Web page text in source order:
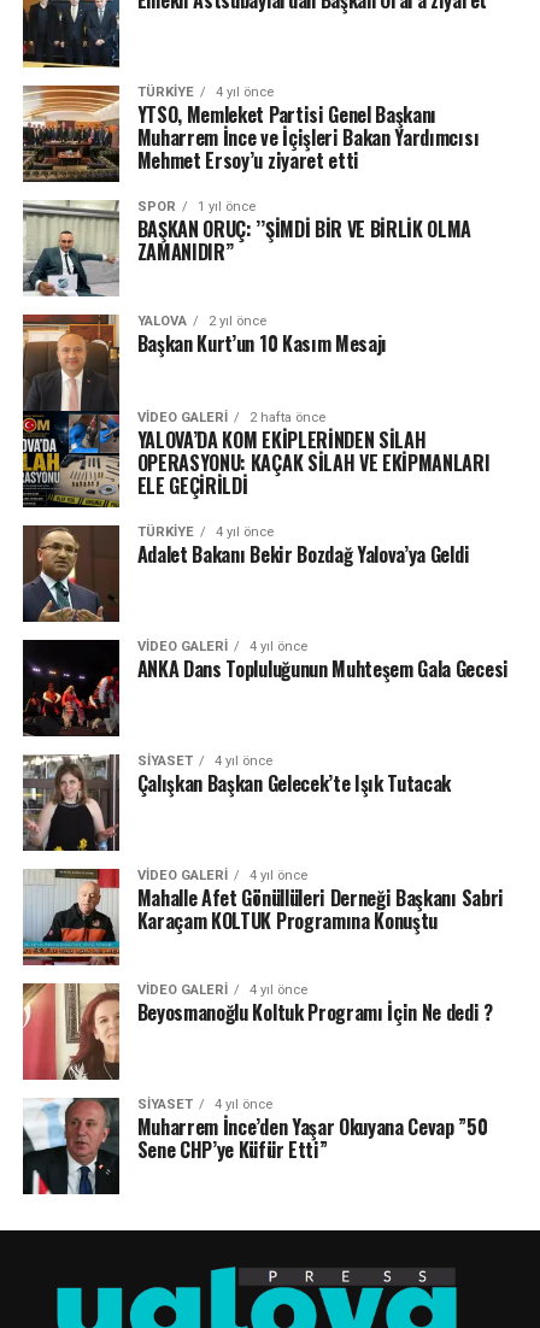
TÜRKIYE 4 yıl önce
YTSO, Memleket Partisi Genel Başkanı
Muharrem İnce ve İçişleri Bakan Yardımcısı
Mehmet Ersoy’u ziyaret etti
SPOR 1 yıl önce
BAŞKAN ORUÇ: ’’ŞİMDİ BİR VE BİRLİK OLMA
ZAMANIDIR’’
YALOVA 2 yıl önce
Başkan Kurt’un 10 Kasım Mesajı
VIDEO GALERI 2 hafta önce
YALOVA’DA KOM EKİPLERİNDEN SİLAH
OPERASYONU: KAÇAK SİLAH VE EKİPMANLARI
ELE GEÇİRİLDİ
TÜRKIYE 4 yıl önce
Adalet Bakanı Bekir Bozdağ Yalova’ya Geldi
VIDEO GALERI 4 yıl önce
ANKA Dans Topluluğunun Muhteşem Gala Gecesi
SIYASET 4 yıl önce
Çalışkan Başkan Gelecek’te Işık Tutacak
VIDEO GALERI 4 yıl önce
Mahalle Afet Gönüllüleri Derneği Başkanı Sabri
Karaçam KOLTUK Programına Konuştu
VIDEO GALERI 4 yıl önce
Beyosmanoğlu Koltuk Programı İçin Ne dedi ?
SIYASET 4 yıl önce
Muharrem İnce’den Yaşar Okuyana Cevap ”50
Sene CHP’ye Küfür Etti”